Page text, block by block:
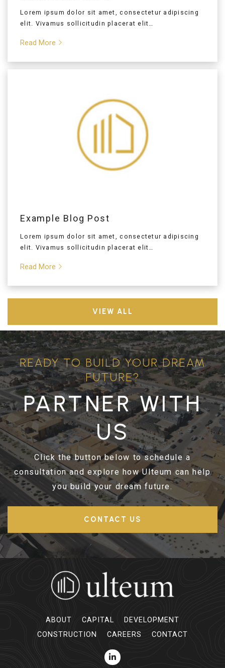
Lorem ipsum dolor sit amet, consectetur adipiscing
elit. Vivamus sollicitudin placerat elit…
Read More
Example Blog Post
Lorem ipsum dolor sit amet, consectetur adipiscing
elit. Vivamus sollicitudin placerat elit…
Read More
VIEW ALL
READY TO BUILD YOUR DREAM
FUTURE?
PARTNER WITH
US
Click the button below to schedule a
consultation and explore how Ulteum can help
you build your dream future.
CONTACT US
ABOUT CAPITAL
DEVELOPMENT
CONSTRUCTION
CAREERS CONTACT